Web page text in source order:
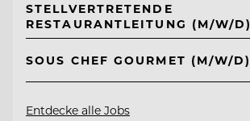
STELLVERTRETENDE
RESTAURANTLEITUNG (M/W/D)
SOUS CHEF GOURMET (M/W/D)
Entdecke alle Jobs